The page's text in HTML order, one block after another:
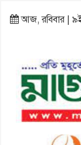
আজ, রবিবার |